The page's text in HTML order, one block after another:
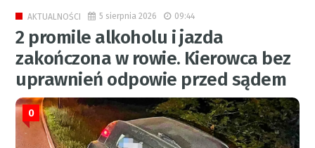
AKTUALNOŚCI 5 sierpnia 2026 09:44
2 promile alkoholu i jazda
zakończona w rowie. Kierowca bez
uprawnień odpowie przed sądem
0